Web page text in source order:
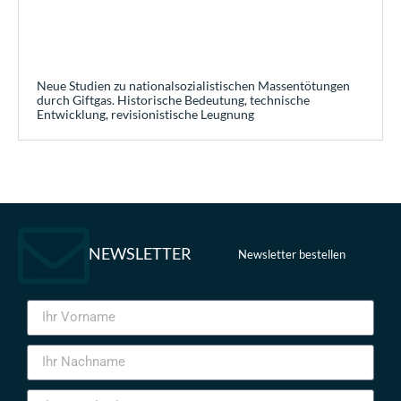
Neue Studien zu nationalsozialistischen Massentötungen
durch Giftgas. Historische Bedeutung, technische
Entwicklung, revisionistische Leugnung
NEWSLETTER Newsletter bestellen